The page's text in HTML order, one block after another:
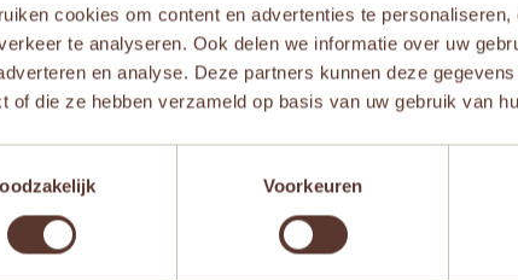
cookies om content en advertenties te
te analyseren. Ook delen we informatie over uw
en analyse. Deze partners kunnen deze
of die ze hebben verzameld op basis van uw gebruik van
Voorkeuren